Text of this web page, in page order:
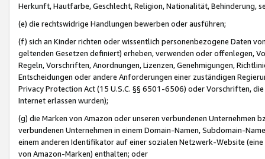
Herkunft, Hautfarbe, Geschlecht, Religion, Nationalität, Behinderung,
(e) die rechtswidrige Handlungen bewerben oder ausführen;
(f) sich an Kinder richten oder wissentlich personenbezogene Daten
geltenden Gesetzen definiert) erheben, verwenden oder offenlegen,
Regeln, Vorschriften, Anordnungen, Lizenzen, Genehmigungen,
Entscheidungen oder andere Anforderungen einer zuständigen
Privacy Protection Act (15 U.S.C. §§ 6501-6506) oder Vorschriften,
Internet erlassen wurden);
(g) die Marken von Amazon oder unseren verbundenen Unternehmen
verbundenen Unternehmen in einem Domain-Namen, Subdomain-
einem anderen Identifikator auf einer sozialen Netzwerk-Website
von Amazon-Marken) enthalten; oder